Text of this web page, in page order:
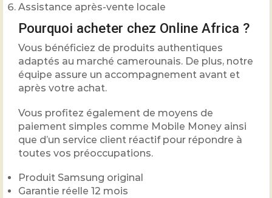
Assistance après-vente locale
Pourquoi acheter chez Online Africa ?
Vous bénéficiez de produits authentiques
adaptés au marché camerounais. De plus, notre
équipe assure un accompagnement avant et
après votre achat.
Vous profitez également de moyens de
paiement simples comme Mobile Money ainsi
que d’un service client réactif pour répondre à
toutes vos préoccupations.
Produit Samsung original
Garantie réelle 12 mois